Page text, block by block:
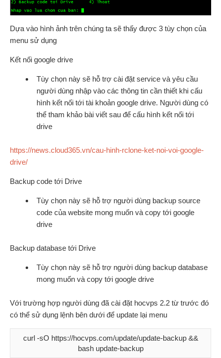
Dựa vào hình ảnh trên chúng ta sẽ thấy được 3 tùy chọn của
menu sử dụng
Kết nối google drive
Tùy chọn này sẽ hỗ trợ cài đặt service và yêu cầu
người dùng nhập vào các thông tin cần thiết khi cấu
hình kết nối tới tài khoản google drive. Người dùng có
thể tham khảo bài viết sau để cấu hình kết nối tới
drive
https://news.cloud365.vn/cau-hinh-rclone-ket-noi-voi-google-
drive/
Backup code tới Drive
Tùy chọn này sẽ hỗ trợ người dùng backup source
code của website mong muốn và copy tới google
drive
Backup database tới Drive
Tùy chọn này sẽ hỗ trợ người dùng backup database
mong muốn và copy tới google drive
Với trường hợp người dùng đã cài đặt hocvps 2.2 từ trước đó
có thể sử dụng lệnh bên dưới để update lại menu
curl -sO https://hocvps.com/update/update-backup &&
bash update-backup